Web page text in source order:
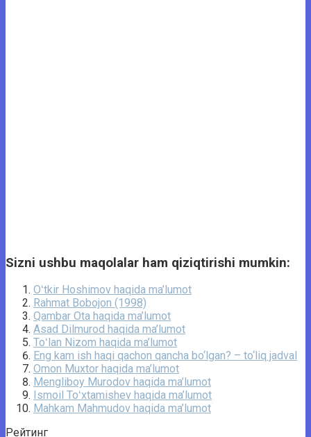
Sizni ushbu maqolalar ham qiziqtirishi mumkin:
Oʻtkir Hoshimov haqida ma’lumot
Rahmat Bobojon (1998)
Qambar Ota haqida ma’lumot
Asad Dilmurod haqida ma’lumot
Toʻlan Nizom haqida ma’lumot
Eng kam ish haqi qachon qancha bo‘lgan? – to‘liq jadval
Omon Muxtor haqida ma’lumot
Mengliboy Murodov haqida ma’lumot
Ismoil Toʻxtamishev haqida ma’lumot
Mahkam Mahmudov haqida ma’lumot
Рейтинг